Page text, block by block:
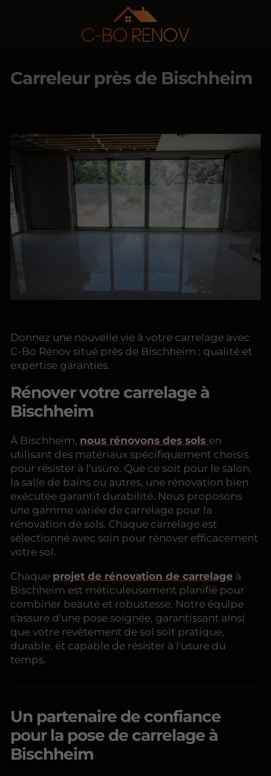
Carreleur près de Bischheim
Donnez une nouvelle vie à votre carrelage avec
C-Bo Rénov situé près de Bischheim : qualité et
expertise garanties.
Rénover votre carrelage à
Bischheim
À Bischheim, nous rénovons des sols en
utilisant des matériaux spécifiquement choisis
pour résister à l'usure. Que ce soit pour le salon,
la salle de bains ou autres, une rénovation bien
exécutée garantit durabilité. Nous proposons
une gamme variée de carrelage pour la
rénovation de sols. Chaque carrelage est
sélectionné avec soin pour rénover efficacement
votre sol.
Chaque projet de rénovation de carrelage à
Bischheim est méticuleusement planifié pour
combiner beauté et robustesse. Notre équipe
s'assure d'une pose soignée, garantissant ainsi
que votre revêtement de sol soit pratique,
durable, et capable de résister à l'usure du
temps.
Un partenaire de confiance
pour la pose de carrelage à
Bischheim